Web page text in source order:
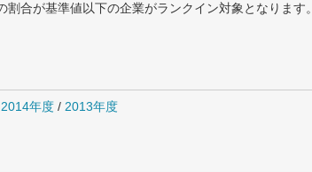
合が基準値以下の企業がランクイン対象となります。
2014年度 / 2013年度